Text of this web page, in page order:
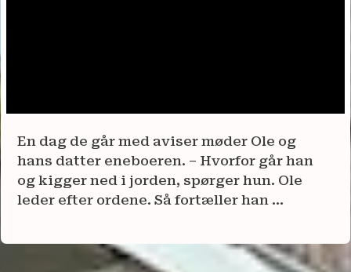
En dag de går med aviser møder Ole og
hans datter eneboeren. – Hvorfor går han
og kigger ned i jorden, spørger hun. Ole
leder efter ordene. Så fortæller han ...